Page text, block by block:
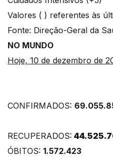
Valores ( ) referentes às
Fonte: Direção-Geral da
NO MUNDO
Hoje, 10 de dezembro de
CONFIRMADOS:
RECUPERADOS:
ÓBITOS: 1.572.423